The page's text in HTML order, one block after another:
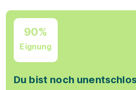
90%
Eignung
Du bist noch